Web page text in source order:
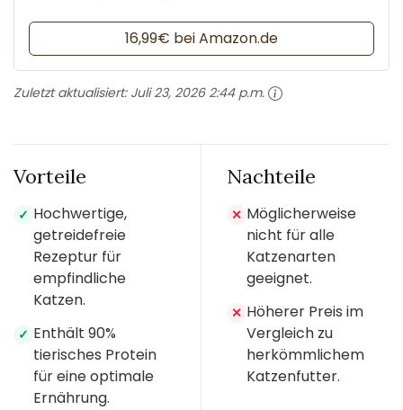
16,99€ bei Amazon.de
Zuletzt aktualisiert: Juli 23, 2026 2:44 p.m.
Vorteile
✓ Hochwertige,
getreidefreie
Rezeptur für
empfindliche
Katzen.
✓ Enthält 90%
tierisches Protein
für eine optimale
Ernährung.
Nachteile
✕ Möglicherweise
nicht für alle
Katzenarten
geeignet.
✕ Höherer Preis im
Vergleich zu
herkömmlichem
Katzenfutter.